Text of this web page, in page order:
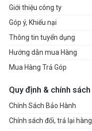
Giới thiệu công ty
Góp ý, Khiếu nại
Thông tin tuyển dụng
Hướng dẫn mua Hàng
Mua Hàng Trả Góp
Quy định & chính sách
Chính Sách Bảo Hành
Chính sách đổi, trả lại hàng